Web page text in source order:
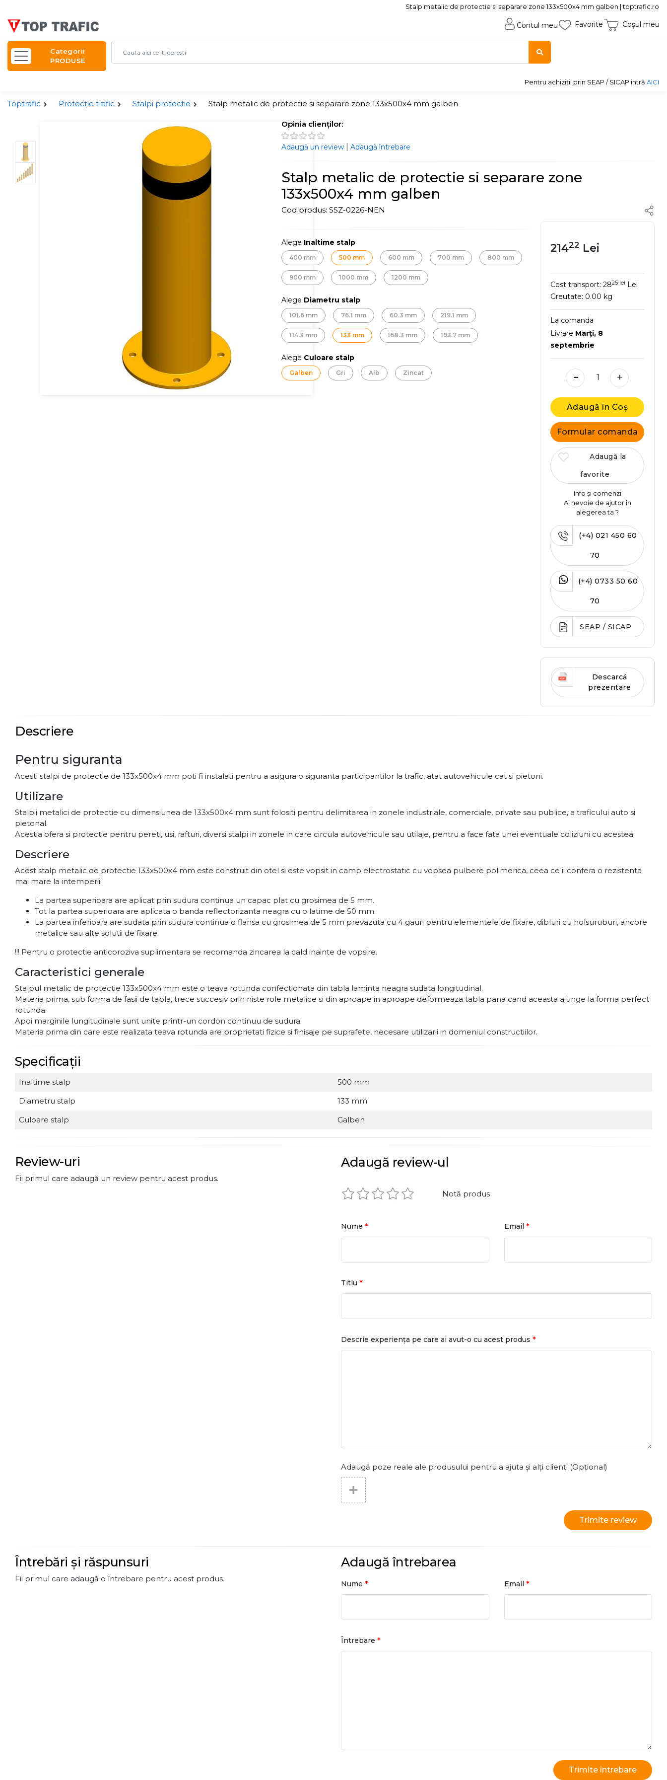
Stalp metalic de protectie si separare zone 133x500x4 mm galben | toptrafic.ro
Contul meu Favorite Coșul meu
Categorii
PRODUSE
Pentru achiziții prin SEAP / SICAP intră AICI
Toptrafic Protecție trafic Stalpi protectie Stalp metalic de protectie si separare zone 133x500x4 mm galben
Opinia clienților:
Adaugă un review |Adaugă întrebare
Stalp metalic de protectie si separare zone
133x500x4 mm galben
Cod produs: SSZ-0226-NEN
Alege Inaltime stalp
400 mm 500 mm 600 mm 700 mm 800 mm
900 mm 1000 mm 1200 mm
Alege Diametru stalp
101.6 mm 76.1 mm 60.3 mm 219.1 mm
114.3 mm 133 mm 168.3 mm 193.7 mm
Alege Culoare stalp
Galben Gri Alb Zincat
21422 Lei
Cost transport:2825 lei Lei
Greutate: 0.00 kg
La comanda
Livrare Marţi, 8
septembrie
- +
Adaugă în Coș
Formular comanda
Adaugă la
favorite
Info și comenzi
Ai nevoie de ajutor în
alegerea ta ?
(+4) 021 450 60
70
(+4) 0733 50 60
70
SEAP / SICAP
Descarcă
prezentare
Descriere
Pentru siguranta
Acesti stalpi de protectie de 133x500x4 mm poti fi instalati pentru a asigura o siguranta participantilor la trafic, atat autovehicule cat si pietoni.
Utilizare
Stalpii metalici de protectie cu dimensiunea de 133x500x4 mm sunt folositi pentru delimitarea in zonele industriale, comerciale, private sau publice, a traficului auto si
pietonal.
Acestia ofera si protectie pentru pereti, usi, rafturi, diversi stalpi in zonele in care circula autovehicule sau utilaje, pentru a face fata unei eventuale coliziuni cu acestea.
Descriere
Acest stalp metalic de protectie 133x500x4 mm este construit din otel si este vopsit in camp electrostatic cu vopsea pulbere polimerica, ceea ce ii confera o rezistenta
mai mare la intemperii.
La partea superioara are aplicat prin sudura continua un capac plat cu grosimea de 5 mm.
Tot la partea superioara are aplicata o banda reflectorizanta neagra cu o latime de 50 mm.
La partea inferioara are sudata prin sudura continua o flansa cu grosimea de 5 mm prevazuta cu 4 gauri pentru elementele de fixare, dibluri cu holsuruburi, ancore
metalice sau alte solutii de fixare.
!!! Pentru o protectie anticoroziva suplimentara se recomanda zincarea la cald inainte de vopsire.
Caracteristici generale
Stalpul metalic de protectie 133x500x4 mm este o teava rotunda confectionata din tabla laminta neagra sudata longitudinal.
Materia prima, sub forma de fasii de tabla, trece succesiv prin niste role metalice si din aproape in aproape deformeaza tabla pana cand aceasta ajunge la forma perfect
rotunda.
Apoi marginile lungitudinale sunt unite printr-un cordon continuu de sudura.
Materia prima din care este realizata teava rotunda are proprietati fizice si finisaje pe suprafete, necesare utilizarii in domeniul constructiilor.
Specificații
Inaltime stalp
500 mm
Diametru stalp
133 mm
Culoare stalp
Galben
Review-uri
Fii primul care adaugă un review pentru acest produs.
Adaugă review-ul
Notă produs
Nume * Email *
Titlu *
Descrie experiența pe care ai avut-o cu acest produs *
Adaugă poze reale ale produsului pentru a ajuta și alți clienți (Opțional)
Trimite review
Întrebări și răspunsuri
Fii primul care adaugă o întrebare pentru acest produs.
Adaugă întrebarea
Nume * Email *
Întrebare *